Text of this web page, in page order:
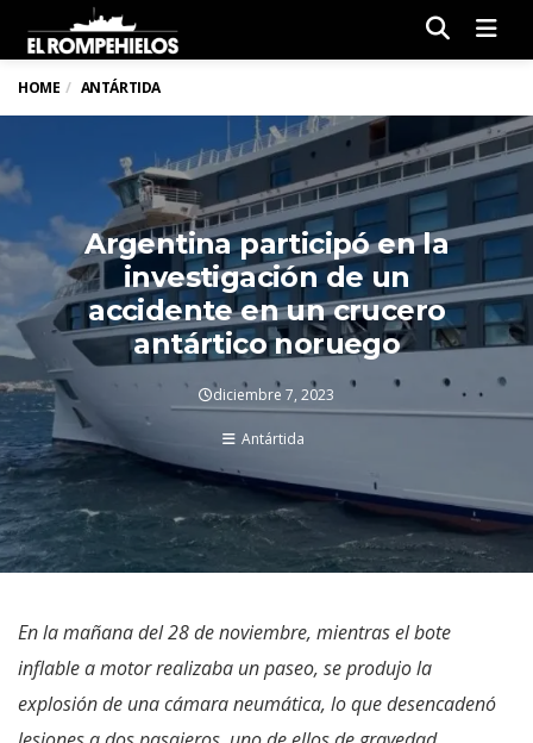
HOME ANTÁRTIDA
Argentina participó en la
investigación de un
accidente en un crucero
antártico noruego
diciembre 7, 2023
Antártida
En la mañana del 28 de noviembre, mientras el bote
inflable a motor realizaba un paseo, se produjo la
explosión de una cámara neumática, lo que desencadenó